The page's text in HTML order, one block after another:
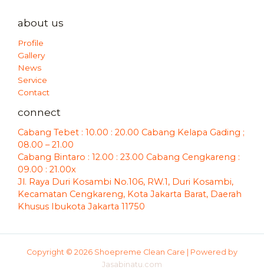
about us
Profile
Gallery
News
Service
Contact
connect
Cabang Tebet : 10.00 : 20.00 Cabang Kelapa Gading ;
08.00 – 21.00
Cabang Bintaro : 12.00 : 23.00 Cabang Cengkareng :
09.00 : 21.00x
Jl. Raya Duri Kosambi No.106, RW.1, Duri Kosambi,
Kecamatan Cengkareng, Kota Jakarta Barat, Daerah
Khusus Ibukota Jakarta 11750
Copyright © 2026 Shoepreme Clean Care | Powered by
Jasabinatu.com